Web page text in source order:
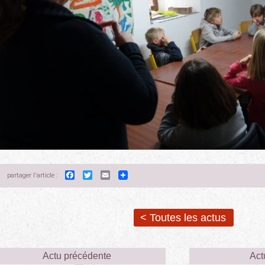
partager l'article : Facebook
TwitterEmail
< Toutes les actus
Actu précédente